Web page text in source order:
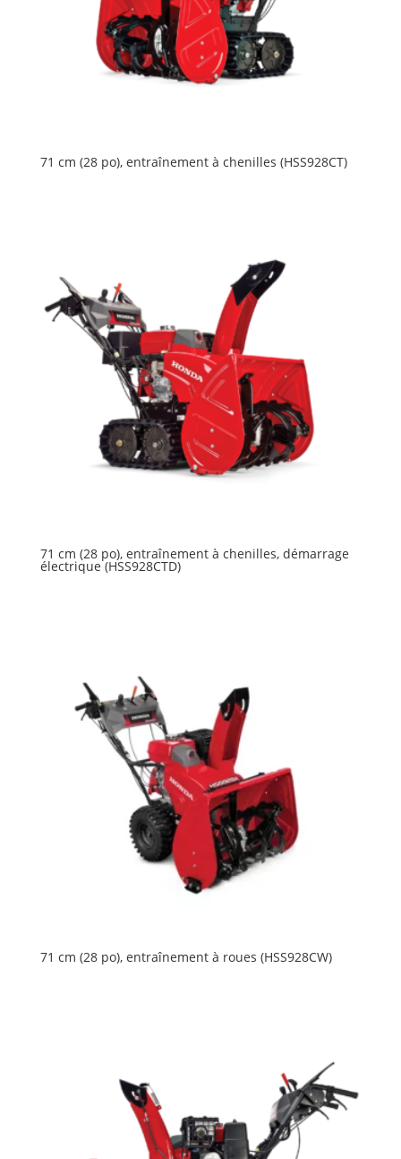
71 cm (28 po), entraînement à chenilles (HSS928CT)
71 cm (28 po), entraînement à chenilles, démarrage
électrique (HSS928CTD)
71 cm (28 po), entraînement à roues (HSS928CW)